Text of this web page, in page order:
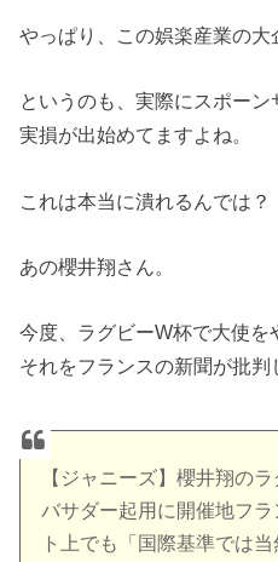
やっぱり、この娯楽産業の大
というのも、実際にスポーン
実損が出始めてますよね。
これは本当に潰れるんでは？
あの櫻井翔さん。
今度、ラグビーW杯で大使を
それをフランスの新聞が批判
【ジャニーズ】櫻井翔の
バサダー起用に開催地フ
ト上でも「国際基準では当